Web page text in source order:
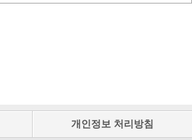
개인정보 처리방침